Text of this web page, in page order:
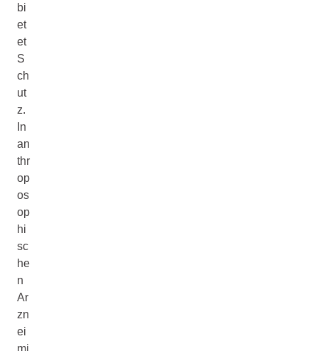
bi
et
et
S
ch
ut
z.
In
an
thr
op
os
op
hi
sc
he
n
Ar
zn
ei
mi